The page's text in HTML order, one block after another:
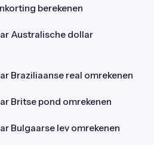
berekenen
Australische dollar
Braziliaanse real omrekenen
Britse pond omrekenen
Bulgaarse lev omrekenen